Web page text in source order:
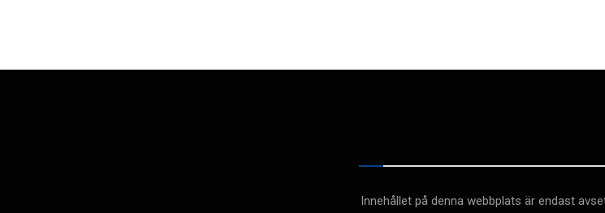
Innehållet på denna webbplats är endast